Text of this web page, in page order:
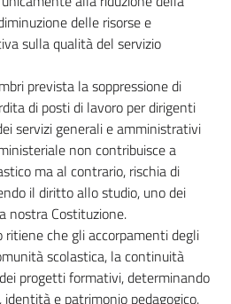
delle risorse e
sulla qualità del servizio
prevista la soppressione di
di posti di lavoro per dirigenti
servizi generali e amministrativi
non contribuisce a
ma al contrario, rischia di
il diritto allo studio, uno dei
nostra Costituzione.
che gli accorpamenti degli
scolastica, la continuità
progetti formativi, determinando
e patrimonio pedagogico.